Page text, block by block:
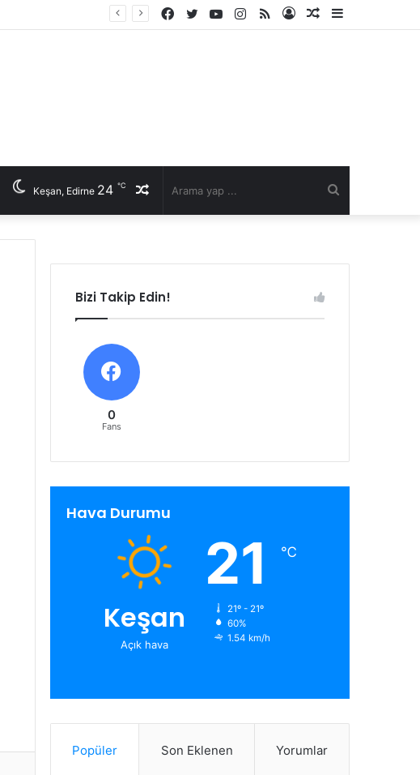
Kenar
Rastgele
Kayıt
RSS
Instagram
YouTube
Twitter
Facebook
Rastgele
Keşan, Edirne 24 ℃
Bizi Takip Edin!
0
Fans
Hava Durumu
Keşan
Açık hava
21 ℃
21º - 21º
60%
1.54 km/h
Popüler Son Eklenen Yorumlar